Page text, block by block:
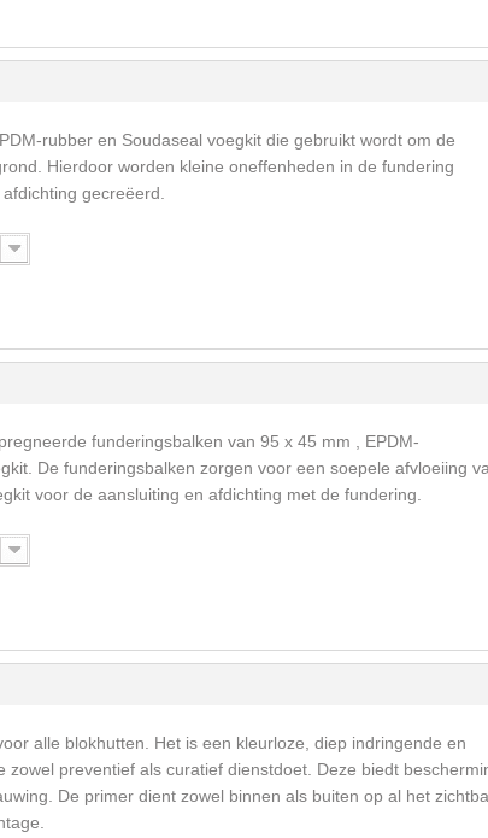
rubber en Soudaseal voegkit die gebruikt wordt om de
Hierdoor worden kleine oneffenheden in de fundering
gecreëerd.
funderingsbalken van 95 x 45 mm , EPDM-
De funderingsbalken zorgen voor een soepele afvloeiing
voor de aansluiting en afdichting met de fundering.
alle blokhutten. Het is een kleurloze, diep indringende en
zowel preventief als curatief dienstdoet. Deze biedt
De primer dient zowel binnen als buiten op al het